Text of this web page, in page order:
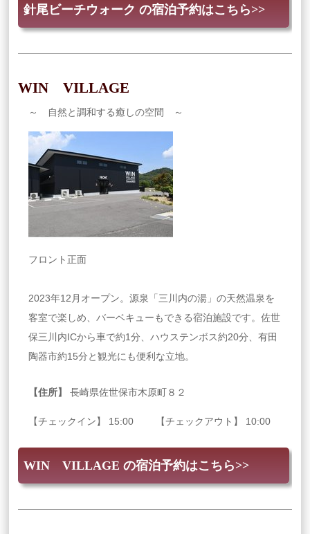
針尾ビーチウォーク の宿泊予約はこちら>>
WIN VILLAGE
～ 自然と調和する癒しの空間 ～
フロント正面
2023年12月オープン。源泉「三川内の湯」の天然温泉を
客室で楽しめ、バーベキューもできる宿泊施設です。佐世
保三川内ICから車で約1分、ハウステンボス約20分、有田
陶器市約15分と観光にも便利な立地。
【住所】 長崎県佐世保市木原町８２
【チェックイン】 15:00 【チェックアウト】 10:00
WIN VILLAGE の宿泊予約はこちら>>